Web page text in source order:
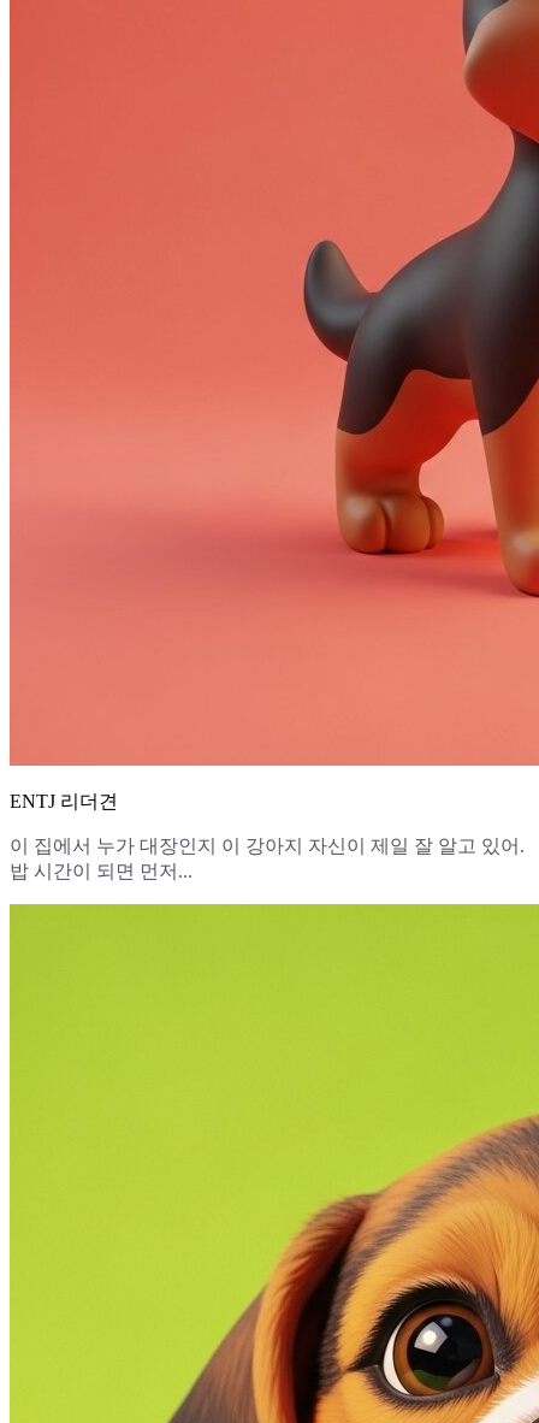
ENTJ 리더견
이 집에서 누가 대장인지 이 강아지 자신이 제일 잘 알고 있어.
밥 시간이 되면 먼저...